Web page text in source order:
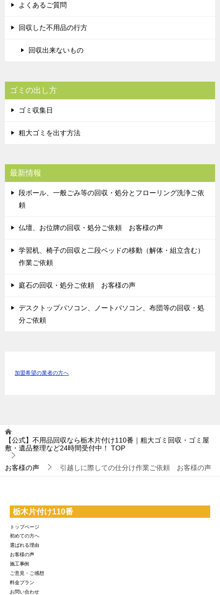
よくあるご質問
回収した不用品の行方
回収出来ないもの
ゴミの出し方
ゴミ収集日
粗大ゴミを出す方法
最新情報
段ボール、一般ごみ等の回収・処分とフローリング洗浄ご依
頼
仏壇、お位牌の回収・処分ご依頼 お客様の声
学習机、椅子の回収と二段ベッドの移動（解体・組立含む）
作業ご依頼
庭石の回収・処分ご依頼 お客様の声
デスクトップパソコン、ノートパソコン、布団等の回収・処
分ご依頼
加盟希望の業者の方へ
【公式】不用品回収なら栃木片付け110番｜粗大ゴミ回収・ゴミ屋
敷・遺品整理など24時間受付中！
TOP
お客様の声 引越しに際しての仕分け作業ご依頼 お客様の声
栃木片付け110番
トップページ
初めての方へ
選ばれる理由
お客様の声
施工事例
ご意見・ご感想
料金プラン
お問い合わせ